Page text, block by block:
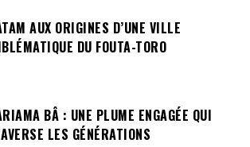
AUX ORIGINES D’UNE VILLE
DU FOUTA-TORO
BÂ : UNE PLUME ENGAGÉE QUI
LES GÉNÉRATIONS